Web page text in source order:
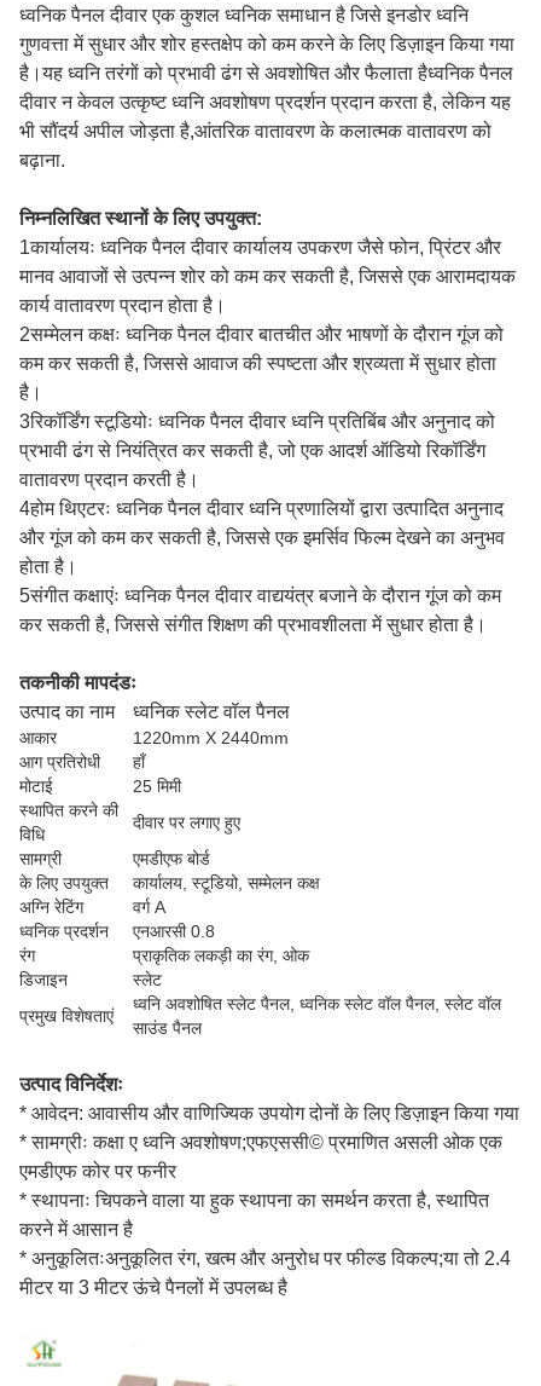
ध्वनिक पैनल दीवार एक कुशल ध्वनिक समाधान है जिसे इनडोर ध्वनि
गुणवत्ता में सुधार और शोर हस्तक्षेप को कम करने के लिए डिज़ाइन किया गया
है।यह ध्वनि तरंगों को प्रभावी ढंग से अवशोषित और फैलाता हैध्वनिक पैनल
दीवार न केवल उत्कृष्ट ध्वनि अवशोषण प्रदर्शन प्रदान करता है, लेकिन यह
भी सौंदर्य अपील जोड़ता है,आंतरिक वातावरण के कलात्मक वातावरण को
बढ़ाना.
निम्नलिखित स्थानों के लिए उपयुक्त:
1कार्यालयः ध्वनिक पैनल दीवार कार्यालय उपकरण जैसे फोन, प्रिंटर और
मानव आवाजों से उत्पन्न शोर को कम कर सकती है, जिससे एक आरामदायक
कार्य वातावरण प्रदान होता है।
2सम्मेलन कक्षः ध्वनिक पैनल दीवार बातचीत और भाषणों के दौरान गूंज को
कम कर सकती है, जिससे आवाज की स्पष्टता और श्रव्यता में सुधार होता
है।
3रिकॉर्डिंग स्टूडियोः ध्वनिक पैनल दीवार ध्वनि प्रतिबिंब और अनुनाद को
प्रभावी ढंग से नियंत्रित कर सकती है, जो एक आदर्श ऑडियो रिकॉर्डिंग
वातावरण प्रदान करती है।
4होम थिएटरः ध्वनिक पैनल दीवार ध्वनि प्रणालियों द्वारा उत्पादित अनुनाद
और गूंज को कम कर सकती है, जिससे एक इमर्सिव फिल्म देखने का अनुभव
होता है।
5संगीत कक्षाएंः ध्वनिक पैनल दीवार वाद्ययंत्र बजाने के दौरान गूंज को कम
कर सकती है, जिससे संगीत शिक्षण की प्रभावशीलता में सुधार होता है।
तकनीकी मापदंडः
उत्पाद का नाम
ध्वनिक स्लेट वॉल पैनल
आकार
1220mm X 2440mm
आग प्रतिरोधी
हाँ
मोटाई
25 मिमी
स्थापित करने की
विधि
दीवार पर लगाए हुए
सामग्री
एमडीएफ बोर्ड
के लिए उपयुक्त
कार्यालय, स्टूडियो, सम्मेलन कक्ष
अग्नि रेटिंग
वर्ग A
ध्वनिक प्रदर्शन
एनआरसी 0.8
रंग
प्राकृतिक लकड़ी का रंग, ओक
डिजाइन
स्लेट
प्रमुख विशेषताएं
ध्वनि अवशोषित स्लेट पैनल, ध्वनिक स्लेट वॉल पैनल, स्लेट वॉल
साउंड पैनल
उत्पाद विनिर्देशः
* आवेदन: आवासीय और वाणिज्यिक उपयोग दोनों के लिए डिज़ाइन किया गया
* सामग्रीः कक्षा ए ध्वनि अवशोषण;एफएससी© प्रमाणित असली ओक एक
एमडीएफ कोर पर फनीर
* स्थापनाः चिपकने वाला या हुक स्थापना का समर्थन करता है, स्थापित
करने में आसान है
* अनुकूलितःअनुकूलित रंग, खत्म और अनुरोध पर फील्ड विकल्प;या तो 2.4
मीटर या 3 मीटर ऊंचे पैनलों में उपलब्ध है